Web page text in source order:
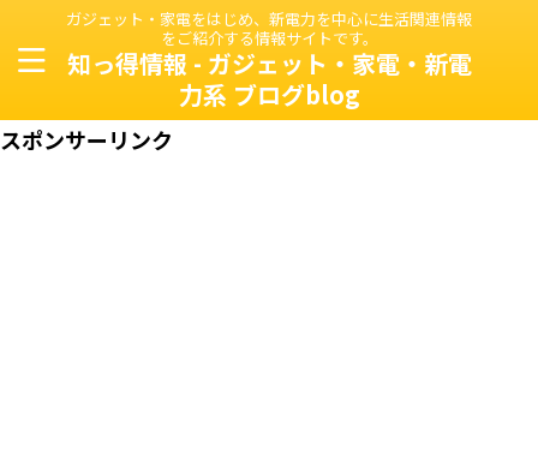
ガジェット・家電をはじめ、新電力を中心に生活関連情報
をご紹介する情報サイトです。
知っ得情報 - ガジェット・家電・新電
力系 ブログblog
スポンサーリンク